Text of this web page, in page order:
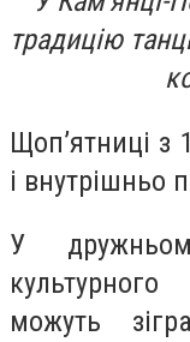
традицію
Щоп’ятниці з
і внутрішньо
У
можуть